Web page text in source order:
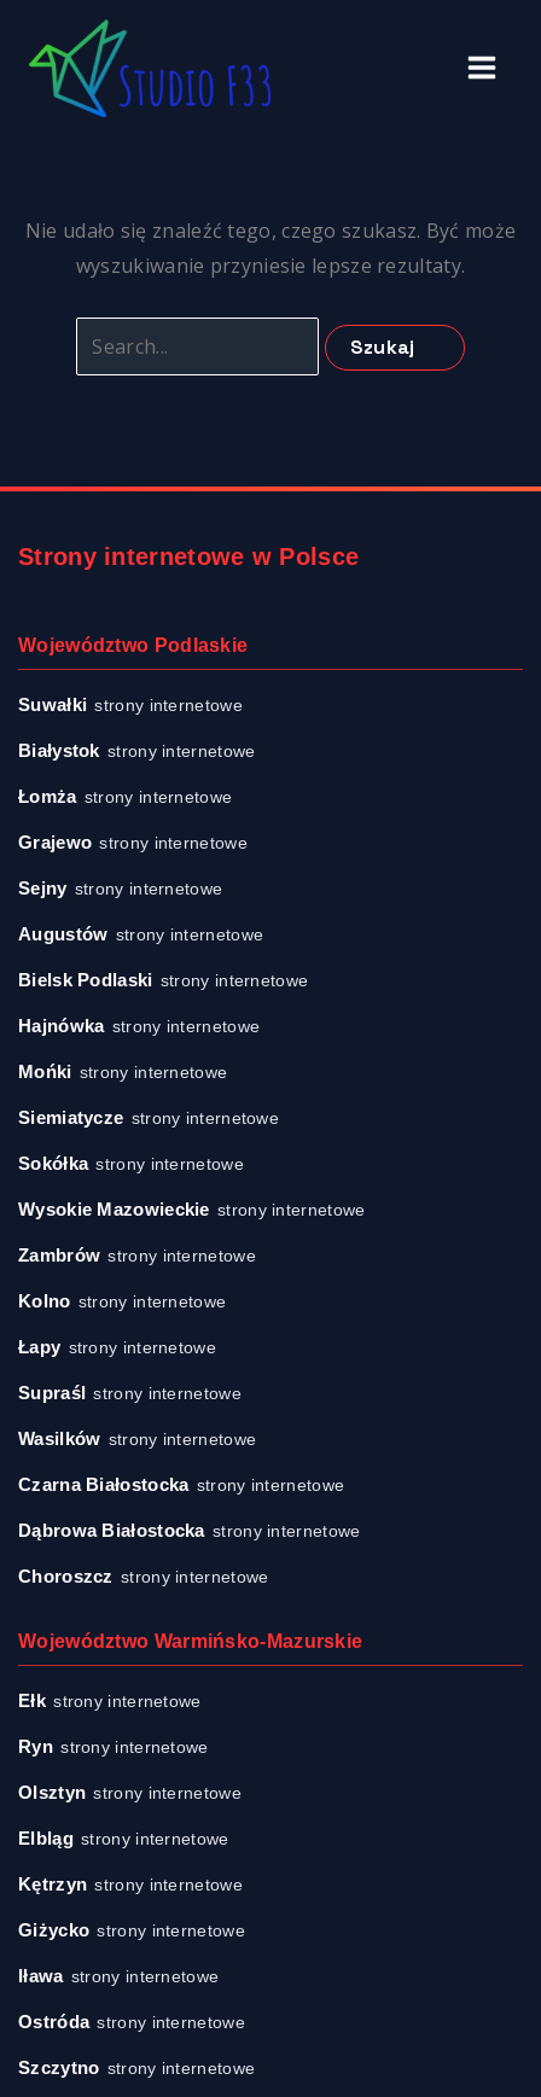
Nie udało się znaleźć tego, czego szukasz. Być może
wyszukiwanie przyniesie lepsze rezultaty.
Szukaj
dla:
Strony internetowe w Polsce
Województwo Podlaskie
Suwałki strony internetowe
Białystok strony internetowe
Łomża strony internetowe
Grajewo strony internetowe
Sejny strony internetowe
Augustów strony internetowe
Bielsk Podlaski strony internetowe
Hajnówka strony internetowe
Mońki strony internetowe
Siemiatycze strony internetowe
Sokółka strony internetowe
Wysokie Mazowieckie strony internetowe
Zambrów strony internetowe
Kolno strony internetowe
Łapy strony internetowe
Supraśl strony internetowe
Wasilków strony internetowe
Czarna Białostocka strony internetowe
Dąbrowa Białostocka strony internetowe
Choroszcz strony internetowe
Województwo Warmińsko-Mazurskie
Ełk strony internetowe
Ryn strony internetowe
Olsztyn strony internetowe
Elbląg strony internetowe
Kętrzyn strony internetowe
Giżycko strony internetowe
Iława strony internetowe
Ostróda strony internetowe
Szczytno strony internetowe